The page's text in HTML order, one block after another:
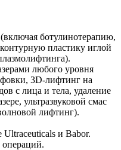
ботулинотерапию,
пластику иглой
любого уровня
3D-лифтинг на
с лица и тела, удаление
ультразвуковой смас
лифтинг).
и Babor.
операций.